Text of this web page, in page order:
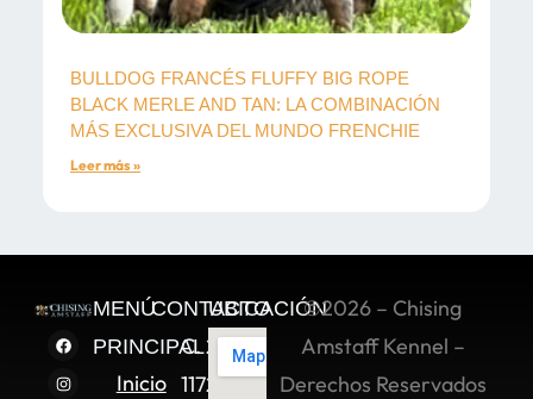
BULLDOG FRANCÉS FLUFFY BIG ROPE
BLACK MERLE AND TAN: LA COMBINACIÓN
MÁS EXCLUSIVA DEL MUNDO FRENCHIE
Leer más »
MENÚ
PRINCIPAL
Inicio
CONTACTO
C. 2 Sur
11722,
UBICACIÓN©2026 – Chising
Amstaff Kennel –
Derechos Reservados